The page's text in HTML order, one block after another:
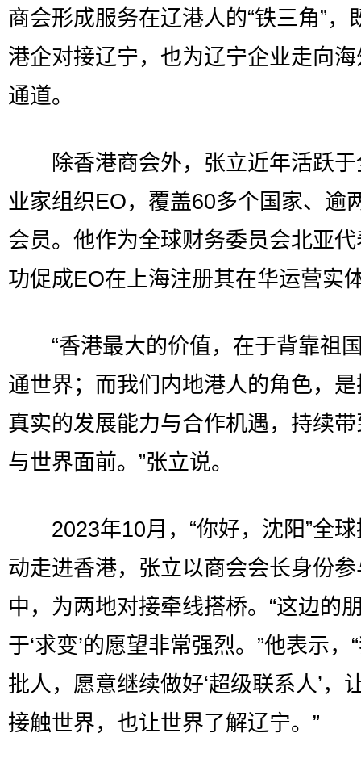
商会形成服务在辽港人的“铁三角”，
港企对接辽宁，也为辽宁企业走向
通道。
除香港商会外，张立近年活跃于
业家组织EO，覆盖60多个国家、逾
会员。他作为全球财务委员会北亚
功促成EO在上海注册其在华运营实
“香港最大的价值，在于背靠祖
通世界；而我们内地港人的角色，
真实的发展能力与合作机遇，持续
与世界面前。”张立说。
2023年10月，“你好，沈阳”全球
动走进香港，张立以商会会长身份
中，为两地对接牵线搭桥。“这边的
于‘求变’的愿望非常强烈。”他表示，
批人，愿意继续做好‘超级联系人’，
接触世界，也让世界了解辽宁。”